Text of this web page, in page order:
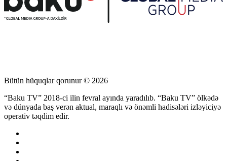
Bütün hüquqlar qorunur © 2026
“Baku TV” 2018-ci ilin fevral ayında yaradılıb. “Baku TV” ölkədə
və dünyada baş verən aktual, maraqlı və önəmli hadisələri izləyiciyə
operativ təqdim edir.